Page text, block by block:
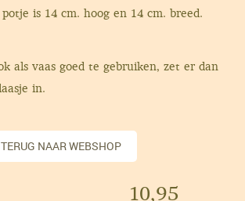
is 14 cm. hoog en 14 cm. breed.
als vaas goed te gebruiken, zet er dan
in.
TERUG NAAR WEBSHOP
10,95